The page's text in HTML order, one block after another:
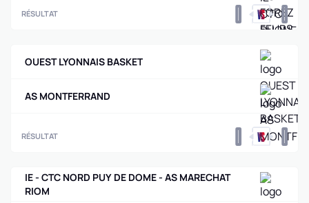
RÉSULTAT 0 0
OUEST LYONNAIS BASKET
AS MONTFERRAND
RÉSULTAT 0 0
IE - CTC NORD PUY DE DOME - AS MARECHAT
RIOM